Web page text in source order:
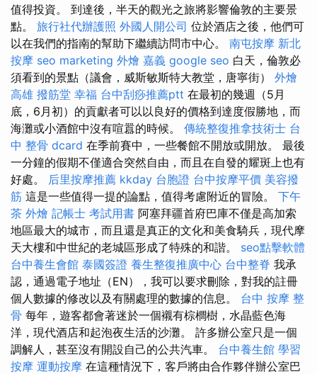
值得投資。 到達後，半天的觀光之旅將影響倫敦的主要景
點。 旅行社代辦護照 外國人開公司 位於酒店之後，他們可
以在我們的指南的幫助下繼續訪問市中心。 南屯按摩 新北
按摩 seo marketing 外燴 嘉義 google seo 白天，倫敦必
須看到的景點（議會，威斯敏斯特大教堂，唐寧街） 外燴
高雄 撥筋堂 幸福 台中刮痧推薦ptt 在最初的幾週（5月
底，6月初）的貢獻者可以以良好的價格到達度假勝地，而
海灘或小酒館中沒有喧囂的時候。 傳統整復推拿技術士 台
中 整骨 dcard 在季前賽中，一些餐館不開放或開放。 最後
一分鐘的假期不僅適合突然自由，而且在自發的耀斑上也有
好處。 后里按摩推薦 kkday 台胞證 台中按摩平價 美容撥
筋 這是一些值得一提的論點，值得考慮附近的冒險。 下午
茶 外燴 記帳士 考試用書 阿塞拜疆首府巴庫不僅是高加索
地區最大的城市，而且還是真正的文化和美食騎兵，現代摩
天大樓和中世紀的老城區形成了特殊的和諧。 seo點擊軟體
台中養生會館 泰國簽證 養生整復推廣中心 台中整脊 我承
認，通過電子地址（EN），我可以要求刪除，對我的註冊
個人數據的修改以及有關處理的數據的信息。 台中 按摩 整
骨 每年，遊客都會著迷於一個襯有棕櫚樹，水晶藍色海
洋，現代酒店和起泡夜生活的沙灘。 許多辦公室只是一個
調解人，甚至沒有開設自己的公共汽車。 台中養生館 學習
按摩 運動按摩 在這種情況下，客戶將由合作夥伴辦公室巴